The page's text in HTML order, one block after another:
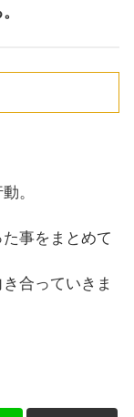
。
事をまとめて
合っていきま